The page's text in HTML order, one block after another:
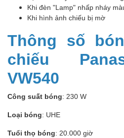
Khi đèn "Lamp" nhấp nháy
Khi hình ảnh chiếu bị mờ
Thông số
chiếu
VW540
Công suất bóng: 230 W
Loại bóng: UHE
Tuổi thọ bóng: 20.000 giờ